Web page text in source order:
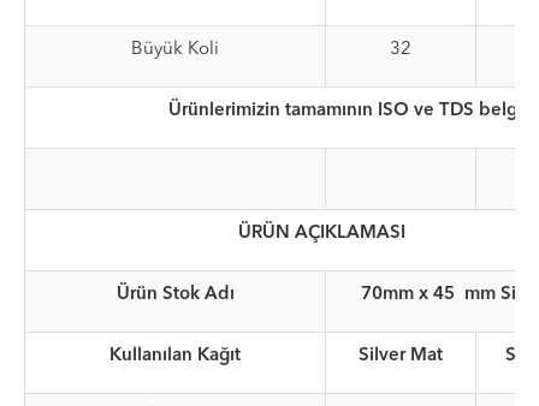
Büyük Koli 32
Ürünlerimizin tamamının ISO ve TDS
ÜRÜN AÇIKLAMASI
Ürün Stok Adı 70mm x 45 mm
Kullanılan Kağıt Silver Mat